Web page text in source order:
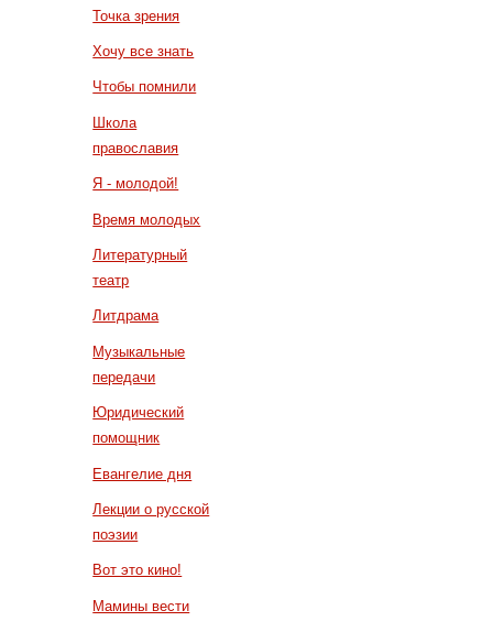
Точка зрения
Хочу все знать
Чтобы помнили
Школа
православия
Я - молодой!
Время молодых
Литературный
театр
Литдрама
Музыкальные
передачи
Юридический
помощник
Евангелие дня
Лекции о русской
поэзии
Вот это кино!
Мамины вести